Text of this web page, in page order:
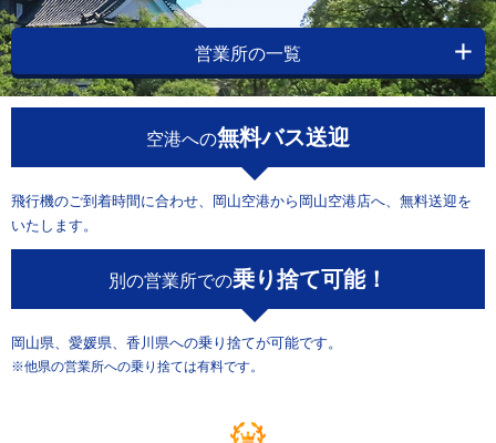
営業所の一覧
空港への無料バス送迎
飛行機のご到着時間に合わせ、岡山空港から岡山空港店へ、無料送迎を
いたします。
別の営業所での乗り捨て可能！
岡山県、愛媛県、香川県への乗り捨てが可能です。
※他県の営業所への乗り捨ては有料です。